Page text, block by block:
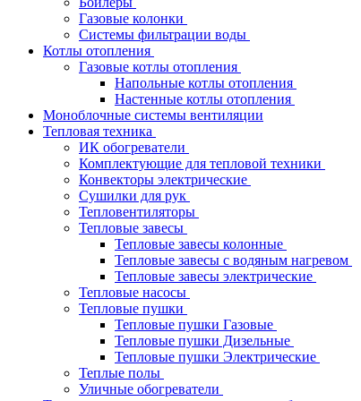
Газовые колонки
Системы фильтрации воды
Котлы отопления
Газовые котлы отопления
Напольные котлы отопления
Настенные котлы отопления
Моноблочные системы вентиляции
Тепловая техника
ИК обогреватели
Комплектующие для тепловой техники
Конвекторы электрические
Сушилки для рук
Тепловентиляторы
Тепловые завесы
Тепловые завесы колонные
Тепловые завесы с водяным нагревом
Тепловые завесы электрические
Тепловые насосы
Тепловые пушки
Тепловые пушки Газовые
Тепловые пушки Дизельные
Тепловые пушки Электрические
Теплые полы
Уличные обогреватели